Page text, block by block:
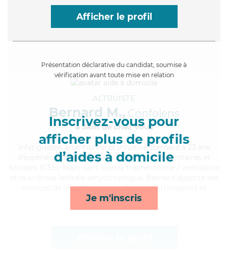
Afficher le profil
Présentation déclarative du candidat, soumise à
vérification avant toute mise en relation
Inscrivez-vous pour
afficher plus de profils
d’aides à domicile
Je m'inscris
ALTRUISTE
Bernard M., Confolens
à 5km de chez Vous
, attentionné et intuitive, Bernard a 23 ans
d'expérience et possède un BEP Carrières Sanitaires et
services de mobilité, courses/livraison, transports et
rappels*